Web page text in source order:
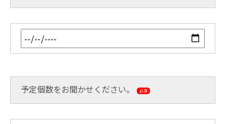
予定個数をお聞かせください。 必須